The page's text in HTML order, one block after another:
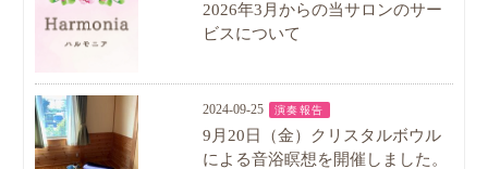
2026年3月からの当サロンのサー
ビスについて
2024-09-25 演奏報告
9月20日（金）クリスタルボウル
による音浴瞑想を開催しました。